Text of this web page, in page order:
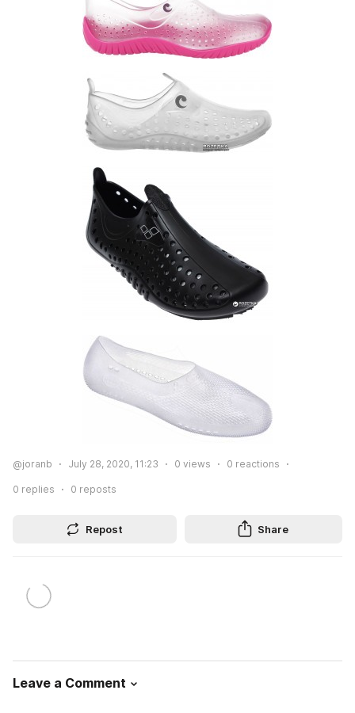
@joranb July 28, 2020, 11:23 0 views 0 reactions
0 replies 0 reposts
Repost Share
Leave a Comment